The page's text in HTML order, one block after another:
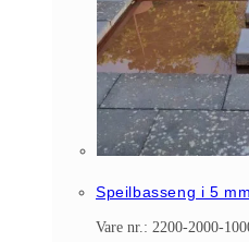
Speilbasseng i 5
Vare nr.: 2200-2000-